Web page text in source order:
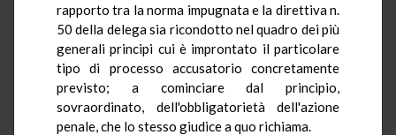
rapporto tra la norma impugnata e la direttiva n.
50 della delega sia ricondotto nel quadro dei più
generali principi cui è improntato il particolare
tipo di processo accusatorio concretamente
previsto; a cominciare dal principio,
sovraordinato, dell'obbligatorietà dell'azione
penale, che lo stesso giudice a quo richiama.